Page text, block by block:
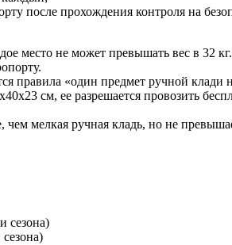
после прохождения контроля на
место не может превышать вес в 32
правила «один предмет ручной клади
см, ее разрешается провозить
мелкая ручная кладь, но не
сезона)